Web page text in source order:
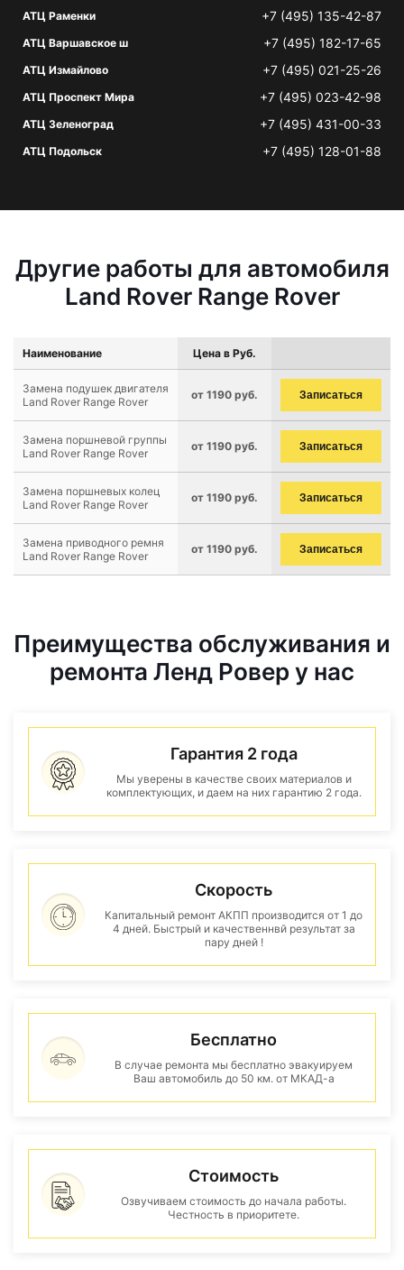
АТЦ Раменки +7 (495) 135-42-87
АТЦ Варшавское ш +7 (495) 182-17-65
АТЦ Измайлово +7 (495) 021-25-26
АТЦ Проспект Мира +7 (495) 023-42-98
АТЦ Зеленоград +7 (495) 431-00-33
АТЦ Подольск +7 (495) 128-01-88
Другие работы для автомобиля
Land Rover Range Rover
Наименование Цена в Руб.
Замена подушек двигателя
Land Rover Range Rover
от 1190 руб. Записаться
Замена поршневой группы
Land Rover Range Rover
от 1190 руб. Записаться
Замена поршневых колец
Land Rover Range Rover
от 1190 руб. Записаться
Замена приводного ремня
Land Rover Range Rover
от 1190 руб. Записаться
Преимущества обслуживания и
ремонта Ленд Ровер у нас
Гарантия 2 года
Мы уверены в качестве своих материалов и
комплектующих, и даем на них гарантию 2 года.
Скорость
Капитальный ремонт АКПП производится от 1 до
4 дней. Быстрый и качественнвй результат за
пару дней !
Бесплатно
В случае ремонта мы бесплатно эвакуируем
Ваш автомобиль до 50 км. от МКАД-а
Стоимость
Озвучиваем стоимость до начала работы.
Честность в приоритете.